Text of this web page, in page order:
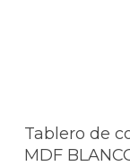
Tablero de
MDF